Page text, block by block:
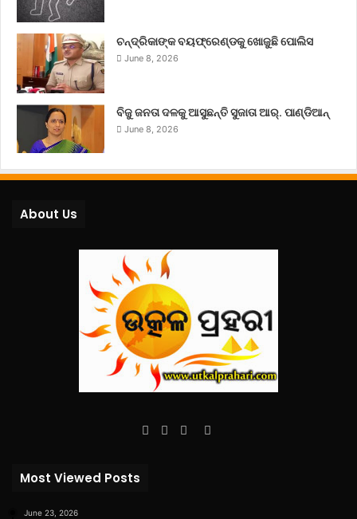
ଚନ୍ଦ୍ରିକାଙ୍କ ବୟଫ୍ରେଣ୍ଡକୁ ଖୋଜୁଛି ପୋଲିସ
June 8, 2026
ବିଜୁ ଜନତା ଦଳକୁ ଆସୁଛନ୍ତି ସୁଜାତା ଆର୍‌. ପାଣ୍ଡିଆନ୍
June 8, 2026
About Us
Facebook
TwitterYouTube
Instagram
Most Viewed Posts
June 23, 2026